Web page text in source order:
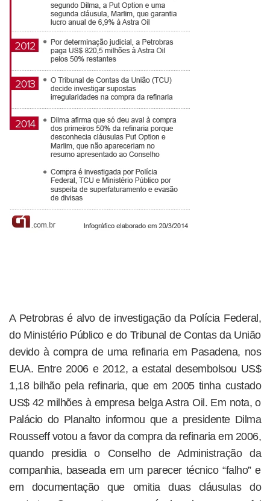
A Petrobras é alvo de investigação da Polícia Federal,
do Ministério Público e do Tribunal de Contas da União
devido à compra de uma refinaria em Pasadena, nos
EUA. Entre 2006 e 2012, a estatal desembolsou US$
1,18 bilhão pela refinaria, que em 2005 tinha custado
US$ 42 milhões à empresa belga Astra Oil. Em nota, o
Palácio do Planalto informou que a presidente Dilma
Rousseff votou a favor da compra da refinaria em 2006,
quando presidia o Conselho de Administração da
companhia, baseada em um parecer técnico “falho” e
em documentação que omitia duas cláusulas do